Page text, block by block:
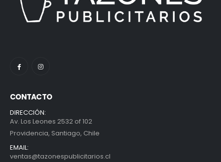
CONTACTO
DIRECCIÓN:
Av. Los Leones 2532 of 102
Providencia, Santiago, Chile
EMAIL:
ventas@tazonespublicitarios.cl